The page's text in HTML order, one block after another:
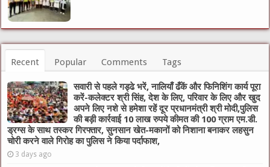
Recent Popular Comments Tags
सवारी से पहले गड्ढे भरें, नालियाँ ढँकें और फिनिशिंग कार्य पूरा
करें-कलेक्टर श्री सिंह, देश के लिए, परिवार के लिए और खुद
अपने लिए नशे से हमेशा रहें दूर प्रधानमंत्री श्री मोदी,पुलिस
की बड़ी कार्रवाई 10 लाख रुपये कीमत की 100 ग्राम एम.डी.
ड्रग्स के साथ तस्कर गिरफ्तार, सुनसान खेत-मकानों को निशाना बनाकर लहसुन
चोरी करने वाले गिरोह का पुलिस ने किया पर्दाफाश,
3 days ago